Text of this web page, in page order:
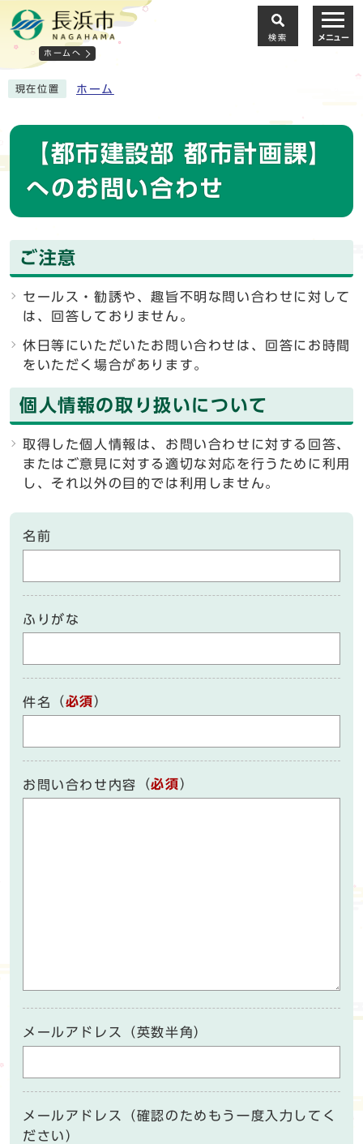
ホームへ
検索 メニュー
現在位置 ホーム
【都市建設部 都市計画課】
へのお問い合わせ
ご注意
セールス・勧誘や、趣旨不明な問い合わせに対して
は、回答しておりません。
休日等にいただいたお問い合わせは、回答にお時間
をいただく場合があります。
個人情報の取り扱いについて
取得した個人情報は、お問い合わせに対する回答、
またはご意見に対する適切な対応を行うために利用
し、それ以外の目的では利用しません。
名前
ふりがな
件名 （必須）
お問い合わせ内容 （必須）
メールアドレス（英数半角）
メールアドレス（確認のためもう一度入力してく
ださい）